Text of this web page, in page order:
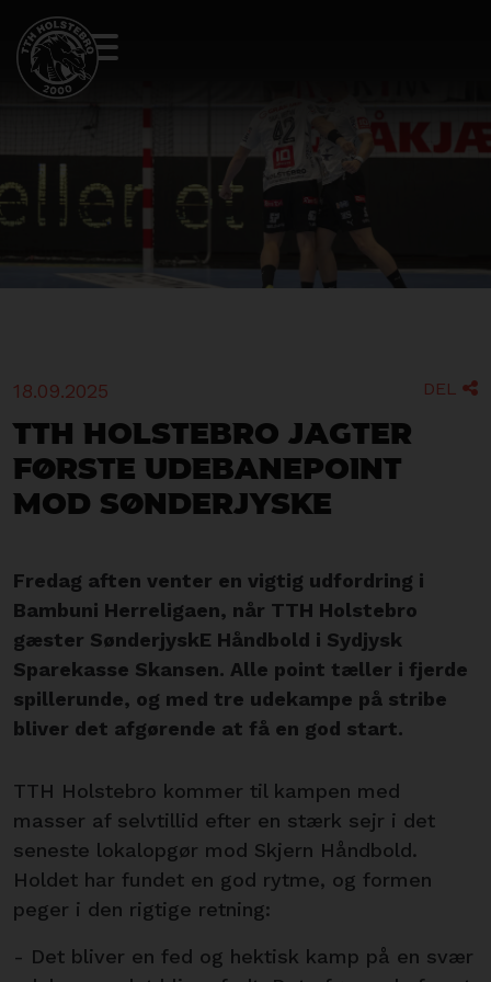
18.09.2025 DEL 
TTH Holstebro jagter
første udebanepoint
mod Sønderjyske
Fredag aften venter en vigtig udfordring i
Bambuni Herreligaen, når TTH Holstebro
gæster SønderjyskE Håndbold i Sydjysk
Sparekasse Skansen. Alle point tæller i fjerde
spillerunde, og med tre udekampe på stribe
bliver det afgørende at få en god start.
TTH Holstebro kommer til kampen med
masser af selvtillid efter en stærk sejr i det
seneste lokalopgør mod Skjern Håndbold.
Holdet har fundet en god rytme, og formen
peger i den rigtige retning:
- Det bliver en fed og hektisk kamp på en svær